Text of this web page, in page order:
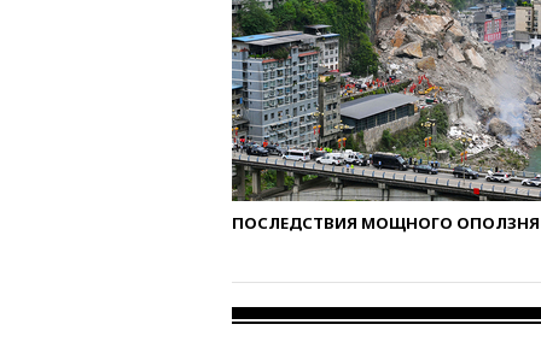
ПОСЛЕДСТВИЯ МОЩНОГО ОПОЛЗНЯ